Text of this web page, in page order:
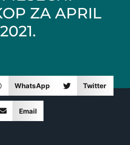
ZA APRIL
2021.
WhatsApp Twitter
Email